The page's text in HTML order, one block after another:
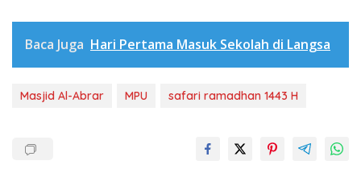
Baca Juga Hari Pertama Masuk Sekolah di Langsa
Masjid Al-Abrar MPU safari ramadhan 1443 H